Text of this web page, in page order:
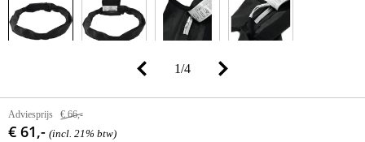
1/4
Adviesprijs € 66,-
€ 61,- (incl. 21% btw)